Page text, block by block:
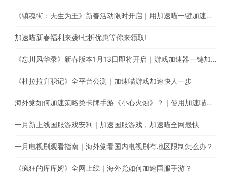
《镇魂街：天生为王》新春活动限时开启｜用加速喵一键加速游戏降低海外玩国服延迟。
加速喵新春福利来袭!七折优惠等你来领取!
《忘川风华录》新春版本1月13日即将开启｜游戏加速器一键加速提升游戏体验
《杜拉拉升职记》全平台公测｜加速喵游戏加速快人一步
海外党如何加速策略类卡牌手游《小心火烛》？｜使用加速喵一键智能加速回国
一月新上线国服游戏安利｜加速国服游戏，加速喵全网最快
一月电视剧观看指南｜海外党看国内电视剧有地区限制怎么办？
《疯狂的库库姆》全网上线｜海外党如何加速国服手游？